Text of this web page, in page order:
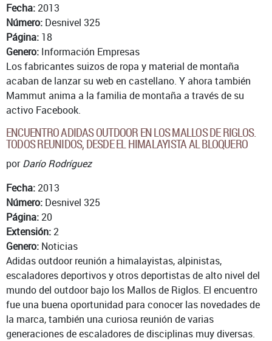
Fecha:2013
Número: Desnivel 325
Página: 18
Genero: Información Empresas
Los fabricantes suizos de ropa y material de montaña
acaban de lanzar su web en castellano. Y ahora también
Mammut anima a la familia de montaña a través de su
activo Facebook.
ENCUENTRO ADIDAS OUTDOOR EN LOS MALLOS DE RIGLOS.
TODOS REUNIDOS, DESDE EL HIMALAYISTA AL BLOQUERO
porDarío Rodríguez
Fecha:2013
Número: Desnivel 325
Página:20
Extensión:2
Genero: Noticias
Adidas outdoor reunión a himalayistas, alpinistas,
escaladores deportivos y otros deportistas de alto nivel del
mundo del outdoor bajo los Mallos de Riglos. El encuentro
fue una buena oportunidad para conocer las novedades de
la marca, también una curiosa reunión de varias
generaciones de escaladores de disciplinas muy diversas.